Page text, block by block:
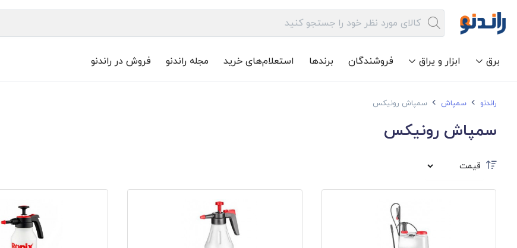
برق ابزار و یراق فروشندگان برندها استعلام‌های خرید مجله راندنو فروش در راندنو
راندنو سمپاش سمپاش رونیکس
سمپاش رونیکس